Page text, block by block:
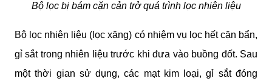
Bộ lọc bị bám cặn cản trở quá trình lọc nhiên liệu
Bộ lọc nhiên liệu (lọc xăng) có nhiệm vụ lọc hết cặn bẩn,
gỉ sắt trong nhiên liệu trước khi đưa vào buồng đốt. Sau
một thời gian sử dụng, các mạt kim loại, gỉ sắt đóng